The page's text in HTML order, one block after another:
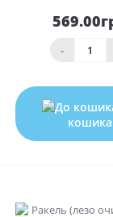
-
кошика